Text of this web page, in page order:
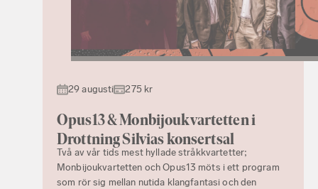
29 augusti 275 kr
Opus13 & Monbijoukvartetten i
Drottning Silvias konsertsal
Två av vår tids mest hyllade stråkkvartetter;
Monbijoukvartetten och Opus13 möts i ett program
som rör sig mellan nutida klangfantasi och den